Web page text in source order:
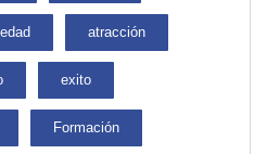
atracción
exito
Formación